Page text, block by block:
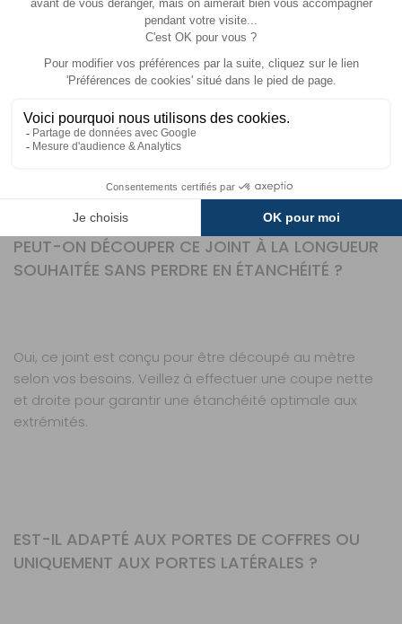
durables, elle propose des produits conçus pour
répondre aux besoins spécifiques des voyageurs
itinérants, alliant simplicité d’utilisation et performance
technique. Une référence pour les passionnés en quête
QUESTIONS FRÉQUENTES SUR CE PRODUIT
PEUT-ON DÉCOUPER CE JOINT À LA LONGUEUR
SOUHAITÉE SANS PERDRE EN ÉTANCHÉITÉ ?
Oui, ce joint est conçu pour être découpé au mètre
selon vos besoins. Veillez à effectuer une coupe nette
et droite pour garantir une étanchéité optimale aux
extrémités.
EST-IL ADAPTÉ AUX PORTES DE COFFRES OU
UNIQUEMENT AUX PORTES LATÉRALES ?